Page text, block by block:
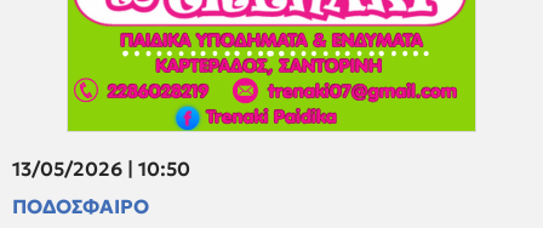
13/05/2026 | 10:50
ΠΟΔΟΣΦΑΙΡΟ